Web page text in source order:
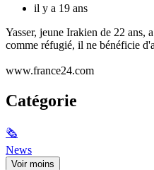
il y a 19 ans
Yasser, jeune Irakien de 22 ans,
comme réfugié, il ne bénéficie
www.france24.com
Catégorie
🗞
News
Voir moins